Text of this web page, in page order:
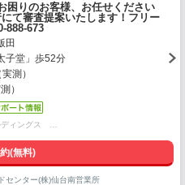
困りのお客様、お任せください
て審査提案いたします！フリー
888-673
田
子堂」歩52分
測）
）
ディングス …
(無料)
センター(株)仙台南営業所